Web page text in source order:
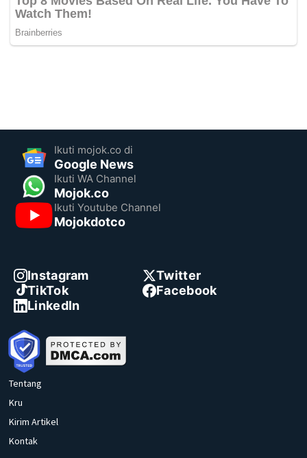
Ikuti mojok.co di
Google News
Ikuti WA Channel
Mojok.co
Ikuti Youtube Channel
Mojokdotco
Instagram
Twitter
TikTok
Facebook
LinkedIn
Tentang
Kru
Kirim Artikel
Kontak